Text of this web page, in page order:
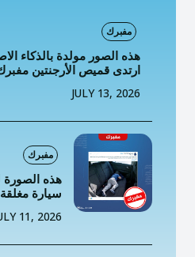
مفبرك
هذه الصور مولدة بالذكاء
ارتدى قميص الأرجنتين
JULY 13, 2026
مفبرك
هذه
سيارة
11, 2026